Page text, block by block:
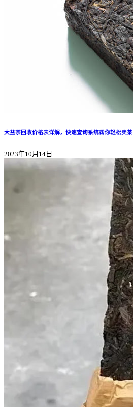
大益茶回收价格表详解，快速查询系统帮你轻松卖茶
2023年10月14日